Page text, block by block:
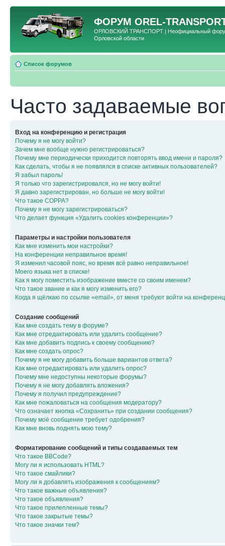
ФОРУМ OREL-
ОРЛОВСКИЙ ТРАНСПОРТ | Неофициальный форум
Орловской области
Список форумов
Часто задаваемые
Вход на конференцию и регистрация
Почему я не могу войти?
Зачем мне вообще нужно регистрироваться?
Почему мне периодически приходится повторять ввод имени и пароля?
Как сделать, чтобы я не появлялся в списке активных пользователей?
Я забыл пароль!
Я только что зарегистрировался, но не могу войти!
Я давно зарегистрирован, но больше не могу войти!
Что такое COPPA?
Почему я не могу зарегистрироваться?
Что делает функция «Удалить cookies конференции»?
Параметры и настройки пользователя
Как мне изменить мои настройки?
На конференции неправильное время!
Я изменил часовой пояс, но время всё равно неправильное!
Моего языка нет в списке!
Как я могу поместить изображение вместе со своим именем?
Что такое звание и как я могу изменить его?
Когда я щёлкаю по ссылке «email», от меня требуют войти на
Создание сообщений
Как мне создать тему в форуме?
Как мне отредактировать или удалить сообщение?
Как мне добавить подпись к своему сообщению?
Как мне создать опрос?
Почему я не могу добавить больше вариантов ответа?
Как мне отредактировать или удалить опрос?
Почему мне недоступны некоторые форумы?
Почему я не могу добавлять вложения?
Почему я получил предупреждение?
Как мне пожаловаться на сообщения модератору?
Что означает кнопка «Сохранить» при создании сообщения?
Почему моё сообщение требует одобрения?
Как мне вновь поднять мою тему?
Форматирование сообщений и типы создаваемых тем
Что такое BBCode?
Могу ли я использовать HTML?
Что такое смайлики?
Могу ли я добавлять изображения к сообщениям?
Что такое важные объявления?
Что такое объявления?
Что такое прилепленные темы?
Что такое закрытые темы?
Что такое значки тем?